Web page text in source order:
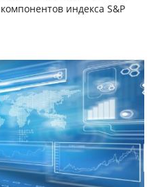
индекса S&P